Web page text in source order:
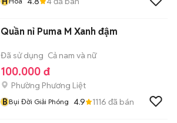
Quần nỉ Puma M Xanh đậm
Đã sử dụng Cả nam và nữ
100.000 đ
Phường Phương Liệt
BBụi Đời Giải Phóng 4.9 1116 đã bán